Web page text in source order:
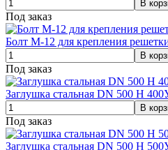
Под заказ
Болт М-12 для крепления
Под заказ
Заглушка стальная DN 500 H 400
Под заказ
Заглушка стальная DN 500 H 500